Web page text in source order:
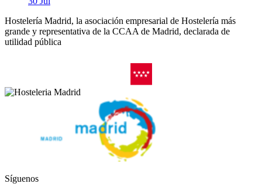
Hostelería Madrid, la asociación empresarial de Hostelería más
grande y representativa de la CCAA de Madrid, declarada de
utilidad pública
Síguenos